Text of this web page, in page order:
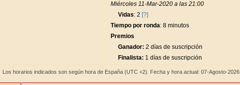
Miércoles 11-Mar-2020 a las 21:00
Vidas: 2 [?]
Tiempo por ronda: 8 minutos
Premios
Ganador: 2 días de suscripción
Finalista: 1 días de suscripción
Los horarios indicados son según hora de España (UTC +2). Fecha y hora actual: 07-Agosto-2026,